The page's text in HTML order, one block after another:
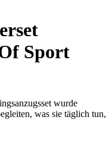
Sport
wurde
was sie täglich tun,